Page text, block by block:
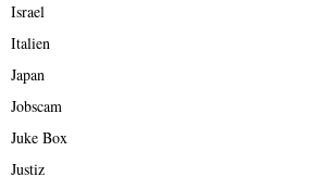
Israel
Italien
Japan
Jobscam
Juke Box
Justiz